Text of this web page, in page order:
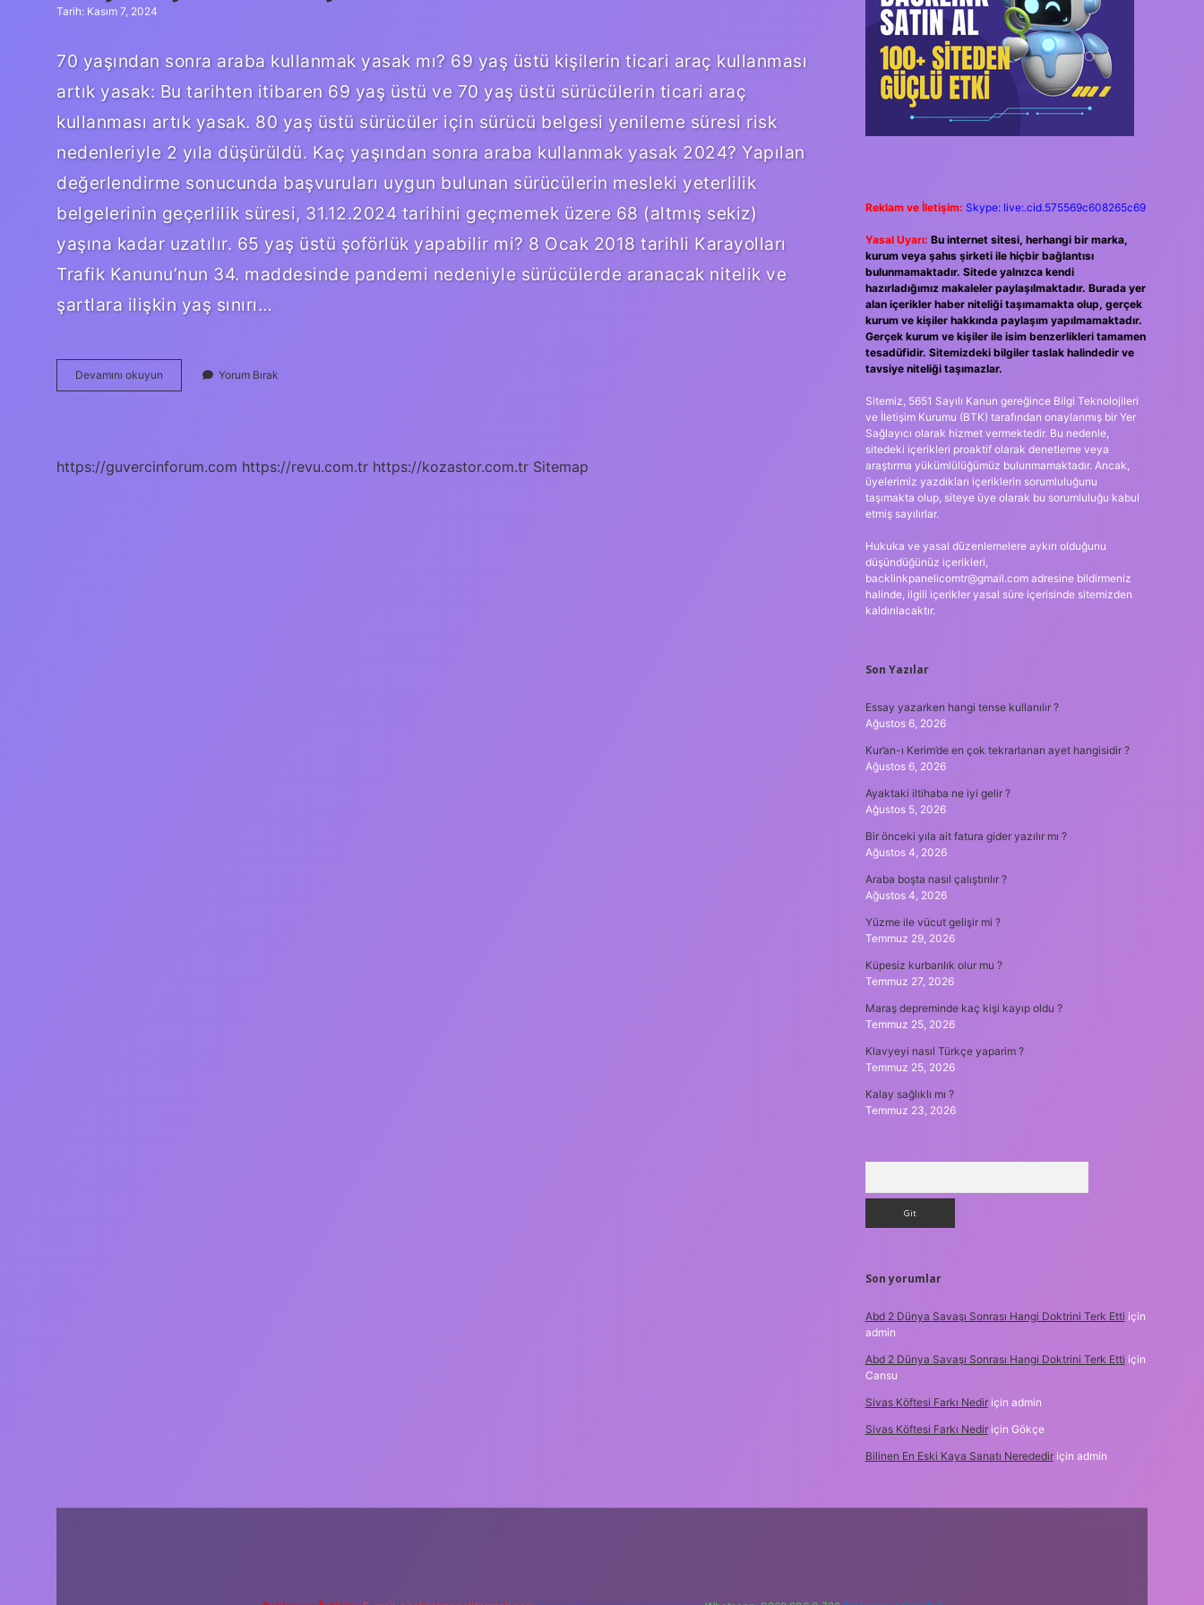
Tarih: Kasım 7, 2024
70 yaşından sonra araba kullanmak yasak mı? 69 yaş üstü kişilerin ticari araç kullanması
artık yasak: Bu tarihten itibaren 69 yaş üstü ve 70 yaş üstü sürücülerin ticari araç
kullanması artık yasak. 80 yaş üstü sürücüler için sürücü belgesi yenileme süresi risk
nedenleriyle 2 yıla düşürüldü. Kaç yaşından sonra araba kullanmak yasak 2024? Yapılan
değerlendirme sonucunda başvuruları uygun bulunan sürücülerin mesleki yeterlilik
belgelerinin geçerlilik süresi, 31.12.2024 tarihini geçmemek üzere 68 (altmış sekiz)
yaşına kadar uzatılır. 65 yaş üstü şoförlük yapabilir mi? 8 Ocak 2018 tarihli Karayolları
Trafik Kanunu’nun 34. maddesinde pandemi nedeniyle sürücülerde aranacak nitelik ve
şartlara ilişkin yaş sınırı…
Devamını okuyun
Yaşında
Yorum Bırak
https://guvercinforum.com https://revu.com.tr https://kozastor.com.tr Sitemap
Reklam ve İletişim: Skype: live:.cid.575569c608265c69
Yasal Uyarı: Bu internet sitesi, herhangi bir marka,
kurum veya şahıs şirketi ile hiçbir bağlantısı
bulunmamaktadır. Sitede yalnızca kendi
hazırladığımız makaleler paylaşılmaktadır. Burada yer
alan içerikler haber niteliği taşımamakta olup, gerçek
kurum ve kişiler hakkında paylaşım yapılmamaktadır.
Gerçek kurum ve kişiler ile isim benzerlikleri tamamen
tesadüfidir. Sitemizdeki bilgiler taslak halindedir ve
tavsiye niteliği taşımazlar.
Sitemiz, 5651 Sayılı Kanun gereğince Bilgi Teknolojileri
ve İletişim Kurumu (BTK) tarafından onaylanmış bir Yer
Sağlayıcı olarak hizmet vermektedir. Bu nedenle,
sitedeki içerikleri proaktif olarak denetleme veya
araştırma yükümlülüğümüz bulunmamaktadır. Ancak,
üyelerimiz yazdıkları içeriklerin sorumluluğunu
taşımakta olup, siteye üye olarak bu sorumluluğu kabul
etmiş sayılırlar.
Hukuka ve yasal düzenlemelere aykırı olduğunu
düşündüğünüz içerikleri,
backlinkpanelicomtr@gmail.comadresine bildirmeniz
halinde, ilgili içerikler yasal süre içerisinde sitemizden
kaldırılacaktır.
Son Yazılar
Essay yazarken hangi tense kullanılır ?
Ağustos 6, 2026
Kur’an-ı Kerim’de en çok tekrarlanan ayet hangisidir ?
Ağustos 6, 2026
Ayaktaki iltihaba ne iyi gelir ?
Ağustos 5, 2026
Bir önceki yıla ait fatura gider yazılır mı ?
Ağustos 4, 2026
Araba boşta nasıl çalıştırılır ?
Ağustos 4, 2026
Yüzme ile vücut gelişir mi ?
Temmuz 29, 2026
Küpesiz kurbanlık olur mu ?
Temmuz 27, 2026
Maraş depreminde kaç kişi kayıp oldu ?
Temmuz 25, 2026
Klavyeyi nasıl Türkçe yaparim ?
Temmuz 25, 2026
Kalay sağlıklı mı ?
Temmuz 23, 2026
Son yorumlar
Abd 2 Dünya Savaşı Sonrası Hangi Doktrini Terk Etti için
admin
Abd 2 Dünya Savaşı Sonrası Hangi Doktrini Terk Etti için
Cansu
Sivas Köftesi Farkı Nediriçin admin
Sivas Köftesi Farkı Nediriçin Gökçe
Bilinen En Eski Kaya Sanatı Neredediriçin admin